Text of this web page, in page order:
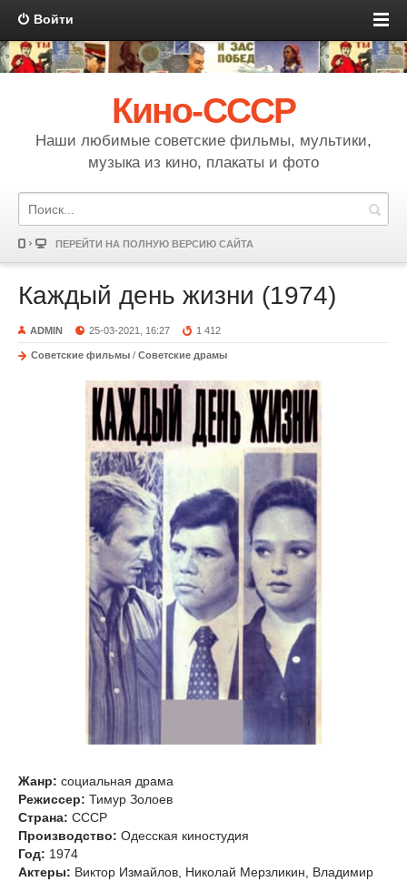
Войти
Кино-СССР
Наши любимые советские фильмы, мультики,
музыка из кино, плакаты и фото
ПЕРЕЙТИ НА ПОЛНУЮ ВЕРСИЮ САЙТА
Каждый день жизни (1974)
ADMIN 25-03-2021, 16:27 1 412
Советские фильмы / Советские драмы
Жанр: социальная драма
Режиссер: Тимур Золоев
Страна: СССР
Производство: Одесская киностудия
Год: 1974
Актеры: Виктор Измайлов, Николай Мерзликин, Владимир